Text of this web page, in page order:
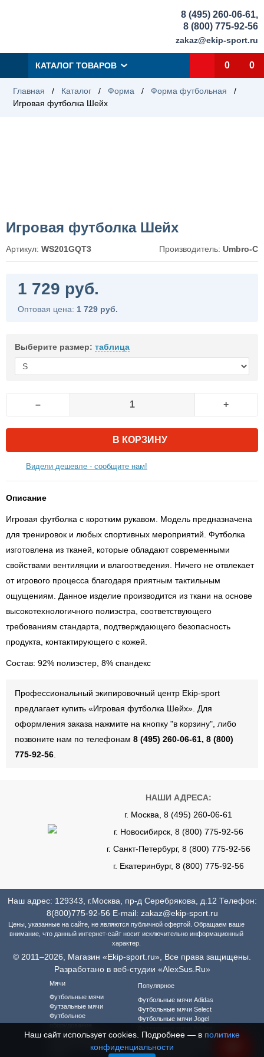
8 (495) 260-06-61,
8 (800) 775-92-56
zakaz@ekip-sport.ru
КАТАЛОГ ТОВАРОВ 0 0
Главная / Каталог / Форма / Форма футбольная
/
Игровая футболка Шейх
Игровая футболка Шейх
Артикул: WS201GQT3 Производитель: Umbro-C
1 729 руб.
Оптовая цена: 1 729 руб.
Выберите размер: таблица
– +
В КОРЗИНУ
Видели дешевле - сообщите нам!
Описание
Игровая футболка с коротким рукавом. Модель предназначена
для тренировок и любых спортивных мероприятий. Футболка
изготовлена из тканей, которые обладают современными
свойствами вентиляции и влагоотведения. Ничего не отвлекает
от игрового процесса благодаря приятным тактильным
ощущениям. Данное изделие производится из ткани на основе
высокотехнологичного полиэстра, соответствующего
требованиям стандарта, подтверждающего безопасность
продукта, контактирующего с кожей.
Состав: 92% полиэстер, 8% спандекс
Профессиональный экипировочный центр Ekip-sport
предлагает купить «Игровая футболка Шейх». Для
оформления заказа нажмите на кнопку "в корзину", либо
позвоните нам по телефонам 8 (495) 260-06-61, 8 (800)
775-92-56
НАШИ АДРЕСА:
г. Москва, 8 (495) 260-06-61
г. Новосибирск, 8 (800) 775-92-56
г. Санкт-Петербург, 8 (800) 775-92-56
г. Екатеринбург, 8 (800) 775-92-56
Наш адрес: 129343, г.Москва, пр-д Серебрякова, д.12 Телефон:
8(800)775-92-56 E-mail: zakaz@ekip-sport.ru
Цены, указанные на сайте, не являются публичной офертой. Обращаем ваше
внимание, что данный интернет-сайт носит исключительно информационный
характер.
© 2011–2026, Магазин «Ekip-sport.ru», Все права защищены.
Разработано в веб-студии «AlexSus.Ru»
Мячи
Футбольные мячи
Футзальные мячи
Футбольное
Футбольная форма
Футбольная форма для
Популярное
Футбольные мячи Adidas
Футбольные мячи Select
Футбольные мячи Jogel
Футзальные мячи Select
Футзальные мячи Jogel
Наш сайт использует cookies. Подробнее — в политике
конфиденциальности